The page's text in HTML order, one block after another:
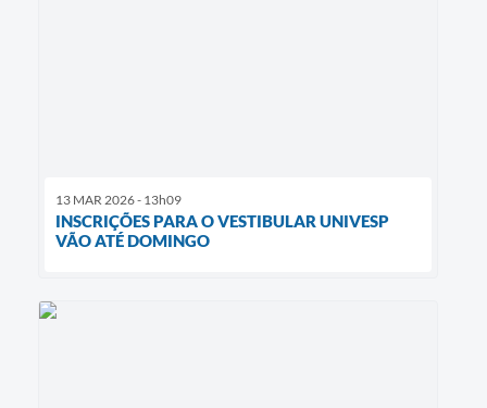
13 MAR 2026 - 13h09
INSCRIÇÕES PARA O VESTIBULAR UNIVESP
VÃO ATÉ DOMINGO